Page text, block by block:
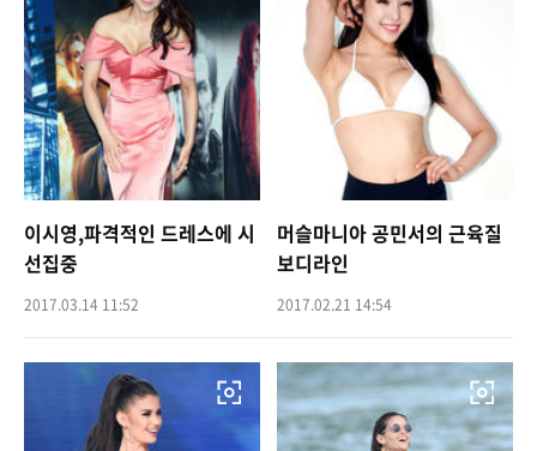
이시영,파격적인 드레스에 시
선집중
2017.03.14 11:52
머슬마니아 공민서의 근육질
보디라인
2017.02.21 14:54